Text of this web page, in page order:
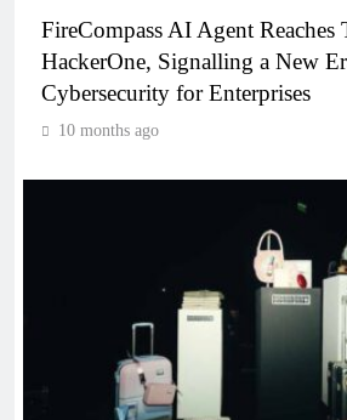
FireCompass AI Agent Reaches
HackerOne, Signalling a New
Cybersecurity for Enterprises
10 months ago